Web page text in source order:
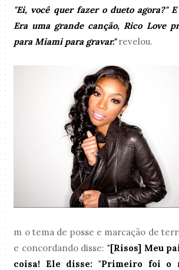
"Ei, você quer fazer o dueto agora?" E
Era uma grande canção, Rico Love
para Miami para gravar."revelou.
m o tema de posse e marcação de
e concordando disse: "[Risos] Meu
coisa! Ele disse: "Primeiro foi o